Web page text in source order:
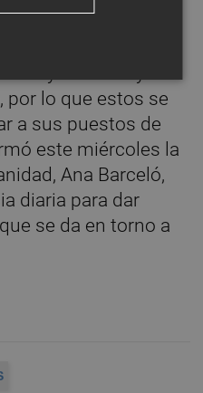
mientras que
y otros 88 ya
por lo que estos se
a sus puestos de
este miércoles la
Ana Barceló,
diaria para dar
se da en torno a